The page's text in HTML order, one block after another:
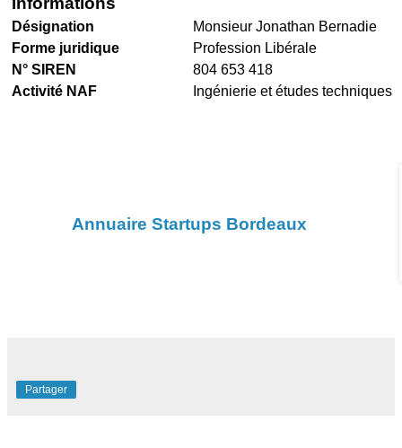
Désignation
Monsieur Jonathan Bernadie
Forme juridique
Profession Libérale
N° SIREN
804 653 418
Activité NAF
Ingénierie et études techniques
Annuaire Startups Bordeaux
Partager